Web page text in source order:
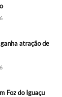
atração de
Foz do Iguaçu